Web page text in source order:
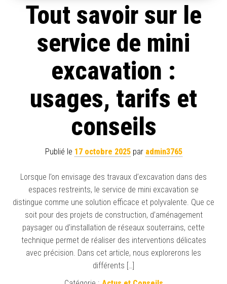
Tout savoir sur le
service de mini
excavation :
usages, tarifs et
conseils
Publié le 17 octobre 2025par admin3765
Lorsque l’on envisage des travaux d’excavation dans des
espaces restreints, le service de mini excavation se
distingue comme une solution efficace et polyvalente. Que ce
soit pour des projets de construction, d’aménagement
paysager ou d’installation de réseaux souterrains, cette
technique permet de réaliser des interventions délicates
avec précision. Dans cet article, nous explorerons les
différents […]